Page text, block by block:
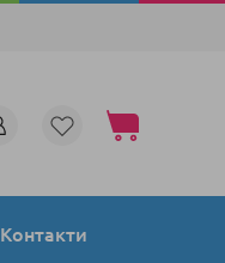
Моята количка
Контакти